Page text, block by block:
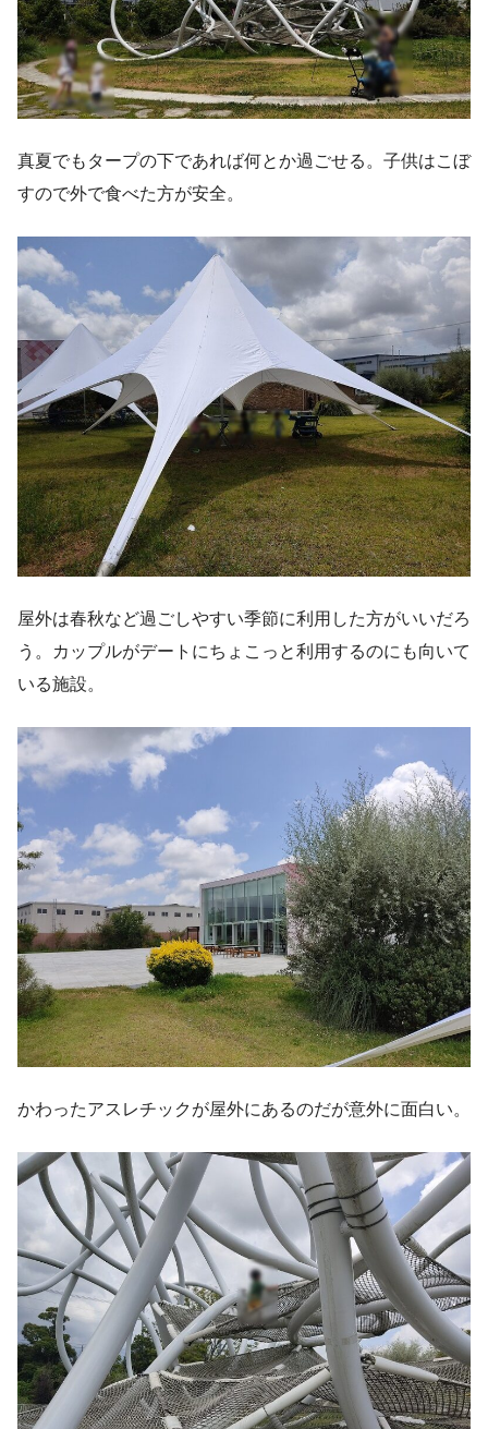
真夏でもタープの下であれば何とか過ごせる。子供はこぼ
すので外で食べた方が安全。
屋外は春秋など過ごしやすい季節に利用した方がいいだろ
う。カップルがデートにちょこっと利用するのにも向いて
いる施設。
かわったアスレチックが屋外にあるのだが意外に面白い。